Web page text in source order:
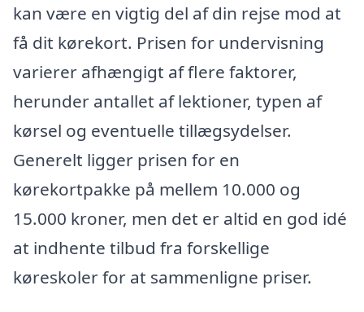
kan være en vigtig del af din rejse mod at
få dit kørekort. Prisen for undervisning
varierer afhængigt af flere faktorer,
herunder antallet af lektioner, typen af
kørsel og eventuelle tillægsydelser.
Generelt ligger prisen for en
kørekortpakke på mellem 10.000 og
15.000 kroner, men det er altid en god idé
at indhente tilbud fra forskellige
køreskoler for at sammenligne priser.